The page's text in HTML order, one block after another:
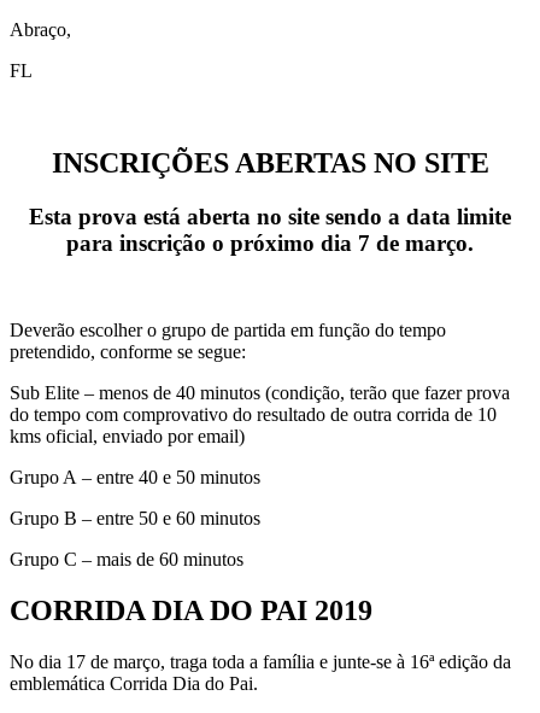
Abraço,
FL
INSCRIÇÕES ABERTAS NO SITE
Esta prova está aberta no site sendo a data limite
para inscrição o próximo dia 7 de março.
Deverão escolher o grupo de partida em função do tempo
pretendido, conforme se segue:
Sub Elite – menos de 40 minutos (condição, terão que fazer prova
do tempo com comprovativo do resultado de outra corrida de 10
kms oficial, enviado por email)
Grupo A – entre 40 e 50 minutos
Grupo B – entre 50 e 60 minutos
Grupo C – mais de 60 minutos
CORRIDA DIA DO PAI 2019
No dia 17 de março, traga toda a família e junte-se à 16ª edição da
emblemática Corrida Dia do Pai.